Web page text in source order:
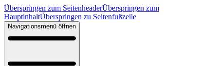
Überspringen zum SeitenheaderÜberspringen zum
HauptinhaltÜberspringen zu Seitenfußzeile
Navigationsmenü öffnen